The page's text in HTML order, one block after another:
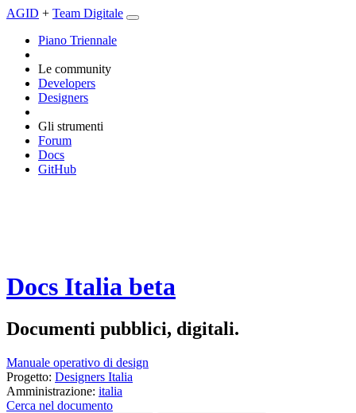
AGID + Team Digitale
Piano Triennale
Le community
Developers
Designers
Gli strumenti
Forum
Docs
GitHub
Docs Italia beta
Documenti pubblici, digitali.
Manuale operativo di design
Progetto: Designers Italia
Amministrazione: italia
Cerca nel documento